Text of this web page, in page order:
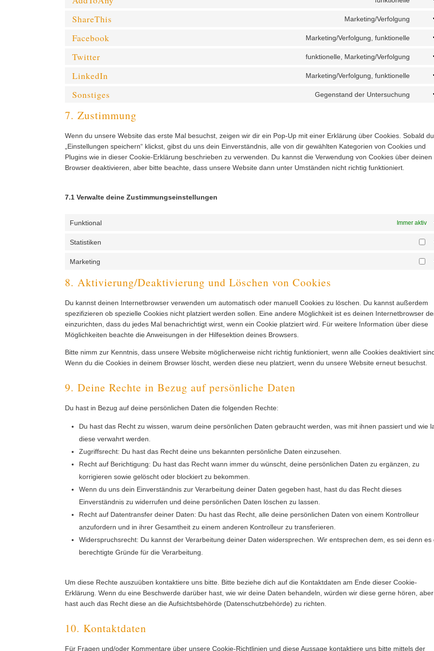
ShareThis Marketing/Verfolgung
Facebook Marketing/Verfolgung, funktionelle
Twitter funktionelle, Marketing/Verfolgung
LinkedIn Marketing/Verfolgung, funktionelle
Sonstiges Gegenstand der Untersuchung
7. Zustimmung
Wenn du unsere Website das erste Mal besuchst, zeigen wir dir ein Pop-Up mit einer Erklärung über Cookies. Sobald
„Einstellungen speichern“ klickst, gibst du uns dein Einverständnis, alle von dir gewählten Kategorien von Cookies und
Plugins wie in dieser Cookie-Erklärung beschrieben zu verwenden. Du kannst die Verwendung von Cookies über deinen
Browser deaktivieren, aber bitte beachte, dass unsere Website dann unter Umständen nicht richtig funktioniert.
7.1 Verwalte deine Zustimmungseinstellungen
Funktional Immer aktiv
Statistiken
Marketing
8. Aktivierung/Deaktivierung und Löschen von Cookies
Du kannst deinen Internetbrowser verwenden um automatisch oder manuell Cookies zu löschen. Du kannst außerdem
spezifizieren ob spezielle Cookies nicht platziert werden sollen. Eine andere Möglichkeit ist es deinen Internetbrowser
einzurichten, dass du jedes Mal benachrichtigt wirst, wenn ein Cookie platziert wird. Für weitere Information über diese
Möglichkeiten beachte die Anweisungen in der Hilfesektion deines Browsers.
Bitte nimm zur Kenntnis, dass unsere Website möglicherweise nicht richtig funktioniert, wenn alle Cookies deaktiviert
Wenn du die Cookies in deinem Browser löscht, werden diese neu platziert, wenn du unsere Website erneut besuchst.
9. Deine Rechte in Bezug auf persönliche Daten
Du hast in Bezug auf deine persönlichen Daten die folgenden Rechte:
Du hast das Recht zu wissen, warum deine persönlichen Daten gebraucht werden, was mit ihnen passiert und wie
diese verwahrt werden.
Zugriffsrecht: Du hast das Recht deine uns bekannten persönliche Daten einzusehen.
Recht auf Berichtigung: Du hast das Recht wann immer du wünscht, deine persönlichen Daten zu ergänzen, zu
korrigieren sowie gelöscht oder blockiert zu bekommen.
Wenn du uns dein Einverständnis zur Verarbeitung deiner Daten gegeben hast, hast du das Recht dieses
Einverständnis zu widerrufen und deine persönlichen Daten löschen zu lassen.
Recht auf Datentransfer deiner Daten: Du hast das Recht, alle deine persönlichen Daten von einem Kontrolleur
anzufordern und in ihrer Gesamtheit zu einem anderen Kontrolleur zu transferieren.
Widerspruchsrecht: Du kannst der Verarbeitung deiner Daten widersprechen. Wir entsprechen dem, es sei denn es
berechtigte Gründe für die Verarbeitung.
Um diese Rechte auszuüben kontaktiere uns bitte. Bitte beziehe dich auf die Kontaktdaten am Ende dieser Cookie-
Erklärung. Wenn du eine Beschwerde darüber hast, wie wir deine Daten behandeln, würden wir diese gerne hören,
hast auch das Recht diese an die Aufsichtsbehörde (Datenschutzbehörde) zu richten.
10. Kontaktdaten
Für Fragen und/oder Kommentare über unsere Cookie-Richtlinien und diese Aussage kontaktiere uns bitte mittels der